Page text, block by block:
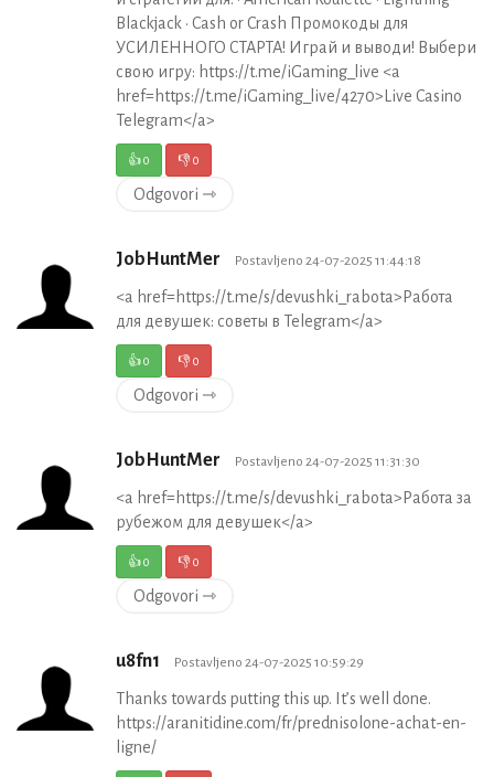
Blackjack • Cash or Crash Промокоды для
УСИЛЕННОГО СТАРТА! Играй и выводи! Выбери
свою игру: https://t.me/iGaming_live <a
href=https://t.me/iGaming_live/4270>Live Casino
Telegram</a>
👍0 👎0
Odgovori ⇾
JobHuntMer Postavljeno 24-07-2025 11:44:18
<a href=https://t.me/s/devushki_rabota>Работа
для девушек: советы в Telegram</a>
👍0 👎0
Odgovori ⇾
JobHuntMer Postavljeno 24-07-2025 11:31:30
<a href=https://t.me/s/devushki_rabota>Работа за
рубежом для девушек</a>
👍0 👎0
Odgovori ⇾
u8fn1 Postavljeno 24-07-2025 10:59:29
Thanks towards putting this up. It’s well done.
https://aranitidine.com/fr/prednisolone-achat-en-
ligne/